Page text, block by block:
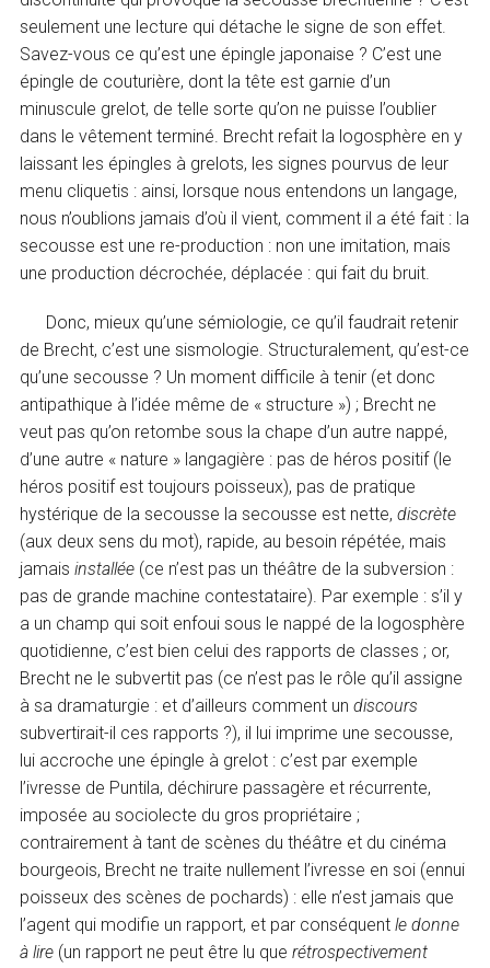
seulement une lecture qui détache le signe de son effet.
Savez-vous ce qu’est une épingle japonaise ? C’est une
épingle de couturière, dont la tête est garnie d’un
minuscule grelot, de telle sorte qu’on ne puisse l’oublier
dans le vêtement terminé. Brecht refait la logosphère en y
laissant les épingles à grelots, les signes pourvus de leur
menu cliquetis : ainsi, lorsque nous entendons un langage,
nous n’oublions jamais d’où il vient, comment il a été fait : la
secousse est une re-production : non une imitation, mais
une production décrochée, déplacée : qui fait du bruit.
Donc, mieux qu’une sémiologie, ce qu’il faudrait retenir
de Brecht, c’est une sismologie. Structuralement, qu’est-ce
qu’une secousse ? Un moment difficile à tenir (et donc
antipathique à l’idée même de « structure ») ; Brecht ne
veut pas qu’on retombe sous la chape d’un autre nappé,
d’une autre « nature » langagière : pas de héros positif (le
héros positif est toujours poisseux), pas de pratique
hystérique de la secousse la secousse est nette,discrète
(aux deux sens du mot), rapide, au besoin répétée, mais
jamaisinstallée (ce n’est pas un théâtre de la subversion :
pas de grande machine contestataire). Par exemple : s’il y
a un champ qui soit enfoui sous le nappé de la logosphère
quotidienne, c’est bien celui des rapports de classes ; or,
Brecht ne le subvertit pas (ce n’est pas le rôle qu’il assigne
à sa dramaturgie : et d’ailleurs comment undiscours
subvertirait-il ces rapports ?), il lui imprime une secousse,
lui accroche une épingle à grelot : c’est par exemple
l’ivresse de Puntila, déchirure passagère et récurrente,
imposée au sociolecte du gros propriétaire ;
contrairement à tant de scènes du théâtre et du cinéma
bourgeois, Brecht ne traite nullement l’ivresse en soi (ennui
poisseux des scènes de pochards) : elle n’est jamais que
l’agent qui modifie un rapport, et par conséquentle donne
à lire (un rapport ne peut être lu querétrospectivement